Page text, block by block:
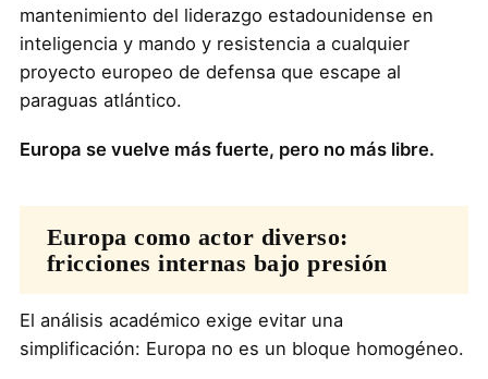
mantenimiento del liderazgo estadounidense en
inteligencia y mando y resistencia a cualquier
proyecto europeo de defensa que escape al
paraguas atlántico.
Europa se vuelve más fuerte, pero no más libre.
Europa como actor diverso:
fricciones internas bajo presión
El análisis académico exige evitar una
simplificación: Europa no es un bloque homogéneo.